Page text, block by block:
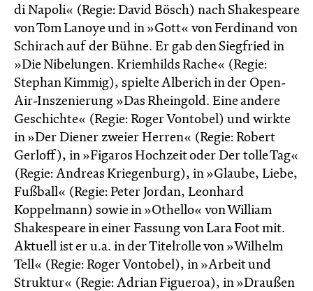
di Napoli« (Regie: David Bösch) nach Shakespeare
von Tom Lanoye und in »Gott« von Ferdinand von
Schirach auf der Bühne. Er gab den Siegfried in
»Die Nibelungen. Kriemhilds Rache« (Regie:
Stephan Kimmig), spielte Alberich in der Open-
Air-Inszenierung »Das Rheingold. Eine andere
Geschichte« (Regie: Roger Vontobel) und wirkte
in »Der Diener zweier Herren« (Regie: Robert
Gerloff), in »Figaros Hochzeit oder Der tolle Tag«
(Regie: Andreas Kriegenburg), in »Glaube, Liebe,
Fußball« (Regie: Peter Jordan, Leonhard
Koppelmann) sowie in »Othello« von William
Shakespeare in einer Fassung von Lara Foot mit.
Aktuell ist er u.a. in der Titelrolle von »Wilhelm
Tell« (Regie: Roger Vontobel), in »Arbeit und
Struktur« (Regie: Adrian Figueroa), in »Draußen